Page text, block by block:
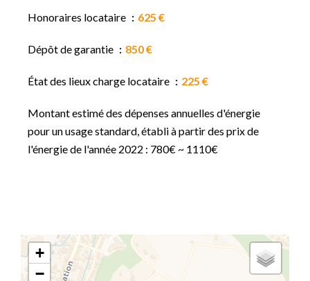
Honoraires locataire 625 €
Dépôt de garantie 850 €
État des lieux charge locataire 225 €
Montant estimé des dépenses annuelles d'énergie
pour un usage standard, établi à partir des prix de
l'énergie de l'année 2022 : 780€ ~ 1110€
+
−